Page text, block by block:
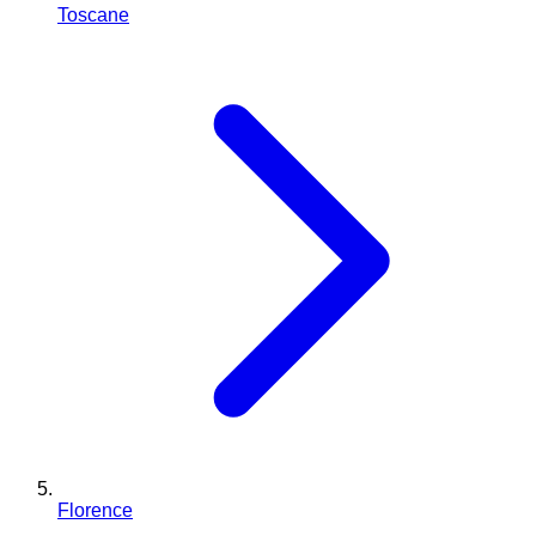
Toscane
Florence